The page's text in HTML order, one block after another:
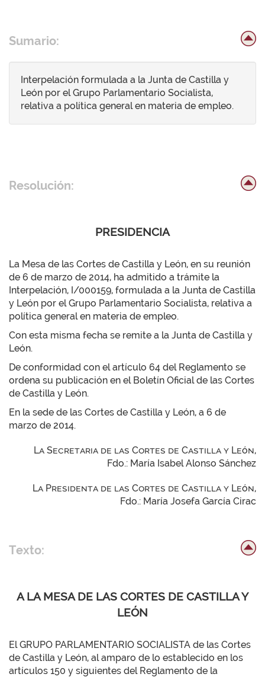
Sumario:
Interpelación formulada a la Junta de Castilla y
León por el Grupo Parlamentario Socialista,
relativa a política general en materia de empleo.
Resolución:
PRESIDENCIA
La Mesa de las Cortes de Castilla y León, en su reunión
de 6 de marzo de 2014, ha admitido a trámite la
Interpelación, I/000159, formulada a la Junta de Castilla
y León por el Grupo Parlamentario Socialista, relativa a
política general en materia de empleo.
Con esta misma fecha se remite a la Junta de Castilla y
León.
De conformidad con el artículo 64 del Reglamento se
ordena su publicación en el Boletín Oficial de las Cortes
de Castilla y León.
En la sede de las Cortes de Castilla y León, a 6 de
marzo de 2014.
La Secretaria de las Cortes de Castilla y León,
Fdo.: María Isabel Alonso Sánchez
La Presidenta de las Cortes de Castilla y León,
Fdo.: María Josefa García Cirac
Texto:
A LA MESA DE LAS CORTES DE CASTILLA Y
LEÓN
El GRUPO PARLAMENTARIO SOCIALISTA de las Cortes
de Castilla y León, al amparo de lo establecido en los
artículos 150 y siguientes del Reglamento de la